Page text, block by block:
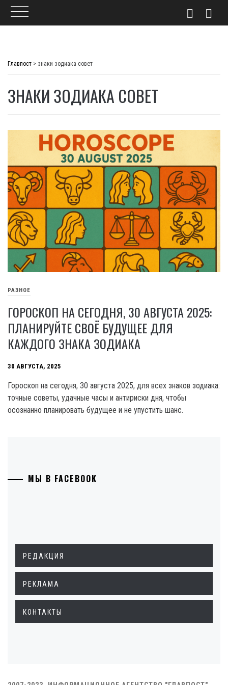
Главпост > знаки зодиака совет
ЗНАКИ ЗОДИАКА СОВЕТ
РАЗНОЕ
ГОРОСКОП НА СЕГОДНЯ, 30 АВГУСТА 2025:
ПЛАНИРУЙТЕ СВОЁ БУДУЩЕЕ ДЛЯ
КАЖДОГО ЗНАКА ЗОДИАКА
30 АВГУСТА, 2025
Гороскоп на сегодня, 30 августа 2025, для всех знаков зодиака:
точные советы, удачные часы и антириски дня, чтобы
осознанно планировать будущее и не упустить шанс.
МЫ В FACEBOOK
РЕДАКЦИЯ
РЕКЛАМА
КОНТАКТЫ